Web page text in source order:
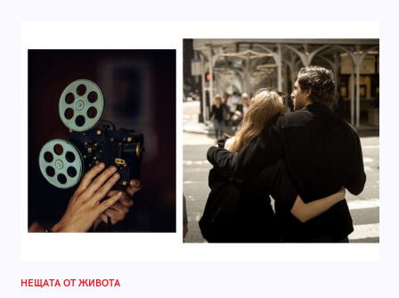
НЕЩАТА ОТ ЖИВОТА